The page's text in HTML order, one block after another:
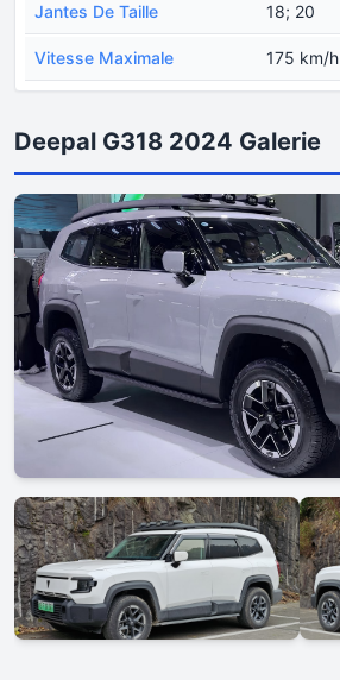
Jantes De Taille 18; 20
Vitesse Maximale 175 km/h
Deepal G318 2024 Galerie